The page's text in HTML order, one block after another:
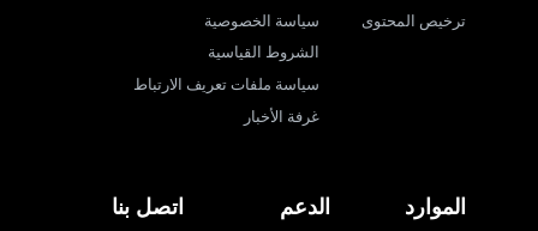
ترخيص المحتوى سياسة الخصوصية
الشروط القياسية
سياسة ملفات تعريف الارتباط
غرفة الأخبار
الموارد الدعم اتصل بنا